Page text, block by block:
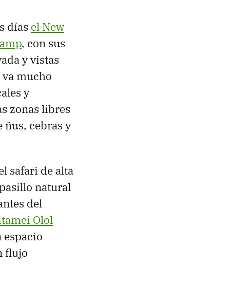
días el New
, con sus
y vistas
mucho
y
zonas libres
cebras y
safari de alta
natural
del
Olol
espacio
flujo